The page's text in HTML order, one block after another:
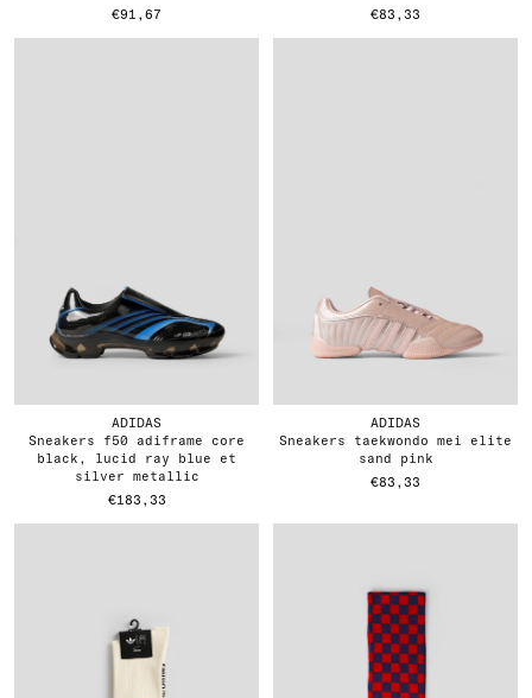
€91,67
€83,33
ADIDAS
sneakers f50 adiframe core
black, lucid ray blue et
silver metallic
€183,33
ADIDAS
sneakers taekwondo mei elite
sand pink
€83,33